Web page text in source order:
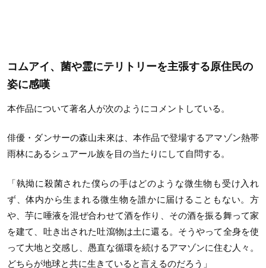
コムアイ、菌や霊にテリトリーを主張する原住民の
姿に感嘆
本作品について著名人が次のようにコメントしている。
俳優・ダンサーの森山未來は、本作品で登場するアマゾン熱帯
雨林にあるシュアール族を目の当たりにして自問する。
「執拗に殺菌された僕らの手はどのような微生物も受け入れ
ず、体内から生まれる微生物を誰かに届けることもない。方
や、芋に唾液を混ぜ合わせて酒を作り、その酒を振る舞って家
を建て、吐き出された吐瀉物は土に還る。そうやって全身を使
って大地と交感し、愚直な循環を続けるアマゾンに住む人々。
どちらが地球と共に生きていると言えるのだろう」